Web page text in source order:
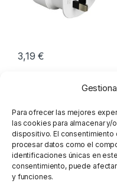
Para ofrecer las mejores
las cookies para almacenar y/
dispositivo. El
procesar datos como el
identificaciones únicas en
consentimiento, puede
y funciones.
3,19€